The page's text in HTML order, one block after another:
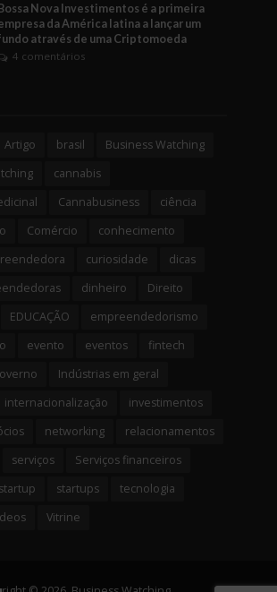
Bossa Nova Investimentos é a primeira
da América latina a lançar um
através de uma Criptomoeda
4 comentários
Artigo brasil
Business Watching
cannabis
Cannabusiness
ciência
Comércio
conhecimento
curiosidade
dicas
dinheiro
Direito
EDUCAÇÃO
empreendedorismo
evento eventos
fintech
Indústrias em geral
internacionalização
investimentos
networking
relacionamentos
serviços
Serviços financeiros
startup startups
tecnologia
Vitrine